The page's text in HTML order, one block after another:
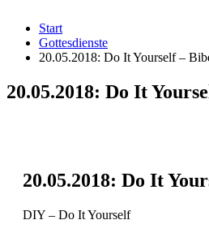
Start
Gottesdienste
20.05.2018: Do It Yourself –
20.05.2018: Do It
20.05.2018: Do It
DIY – Do It Yourself